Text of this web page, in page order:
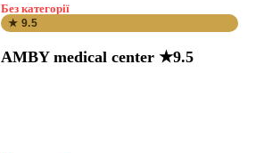
Без категорії
★ 9.5
AMBY medical center ★9.5